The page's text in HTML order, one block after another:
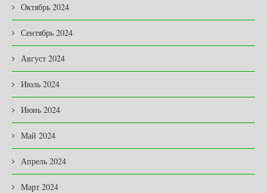
Октябрь 2024
Сентябрь 2024
Август 2024
Июль 2024
Июнь 2024
Май 2024
Апрель 2024
Март 2024